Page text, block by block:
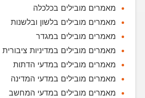
מאמרים מובילים בכלכלה
מאמרים מובילים בלשון ובלשנות
מאמרים מובילים במגדר
מאמרים מובילים במדיניות ציבורית
מאמרים מובילים במדעי הדתות
מאמרים מובילים במדעי המדינה
מאמרים מובילים במדעי המחשב